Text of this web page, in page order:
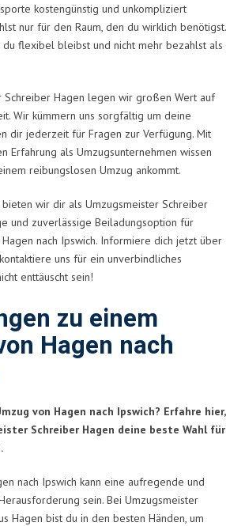
kostengünstig und unkompliziert
nur für den Raum, den du wirklich benötigst.
du flexibel bleibst und nicht mehr bezahlst als
Schreiber Hagen legen wir großen Wert auf
Wir kümmern uns sorgfältig um deine
dir jederzeit für Fragen zur Verfügung. Mit
Erfahrung als Umzugsunternehmen wissen
reibungslosen Umzug ankommt.
bieten wir dir als Umzugsmeister Schreiber
und zuverlässige Beiladungsoption für
nach Ipswich. Informiere dich jetzt über
uns für ein unverbindliches
enttäuscht sein!
zu einem
Hagen nach
von Hagen nach Ipswich? Erfahre hier,
Schreiber Hagen deine beste Wahl für
nach Ipswich kann eine aufregende und
sein. Bei Umzugsmeister
Hagen bist du in den besten Händen, um